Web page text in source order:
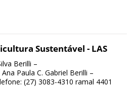
Sustentável - LAS
Berilli –
Paula C. Gabriel Berilli –
(27) 3083-4310 ramal 4401